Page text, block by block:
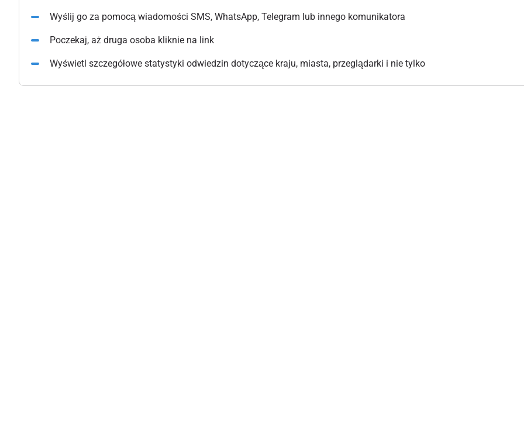
Wyślij go za pomocą wiadomości SMS, WhatsApp, Telegram lub innego komunikatora
Poczekaj, aż druga osoba kliknie na link
Wyświetl szczegółowe statystyki odwiedzin dotyczące kraju, miasta, przeglądarki i nie tylko